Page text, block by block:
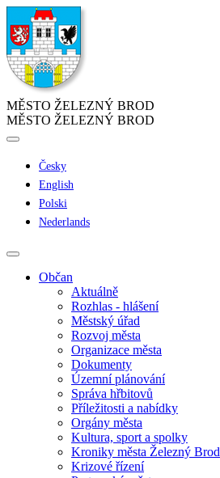
MĚSTO ŽELEZNÝ BROD
MĚSTO ŽELEZNÝ BROD
Česky
English
Polski
Nederlands
Občan
Aktuálně
Rozhlas - hlášení
Městský úřad
Rozvoj města
Organizace města
Dokumenty
Územní plánování
Správa hřbitovů
Příležitosti a nabídky
Orgány města
Kultura, sport a spolky
Kroniky města Železný Brod
Krizové řízení